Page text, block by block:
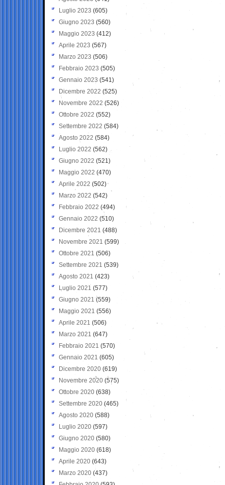
Luglio 2023 (605)
Giugno 2023 (560)
Maggio 2023 (412)
Aprile 2023 (567)
Marzo 2023 (506)
Febbraio 2023 (505)
Gennaio 2023 (541)
Dicembre 2022 (525)
Novembre 2022 (526)
Ottobre 2022 (552)
Settembre 2022 (584)
Agosto 2022 (584)
Luglio 2022 (562)
Giugno 2022 (521)
Maggio 2022 (470)
Aprile 2022 (502)
Marzo 2022 (542)
Febbraio 2022 (494)
Gennaio 2022 (510)
Dicembre 2021 (488)
Novembre 2021 (599)
Ottobre 2021 (506)
Settembre 2021 (539)
Agosto 2021 (423)
Luglio 2021 (577)
Giugno 2021(559)
Maggio 2021 (556)
Aprile 2021 (506)
Marzo 2021 (647)
Febbraio 2021 (570)
Gennaio 2021 (605)
Dicembre 2020 (619)
Novembre 2020 (575)
Ottobre 2020 (638)
Settembre 2020(465)
Agosto 2020 (588)
Luglio 2020 (597)
Giugno 2020 (580)
Maggio 2020 (618)
Aprile 2020 (643)
Marzo 2020 (437)